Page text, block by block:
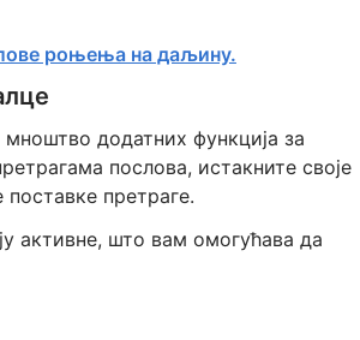
роњења на даљину.
додатних функција за
послова, истакните своје
претраге.
активне, што вам омогућава да